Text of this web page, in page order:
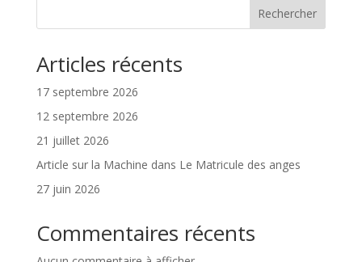
Rechercher
Articles récents
17 septembre 2026
12 septembre 2026
21 juillet 2026
Article sur la Machine dans Le Matricule des anges
27 juin 2026
Commentaires récents